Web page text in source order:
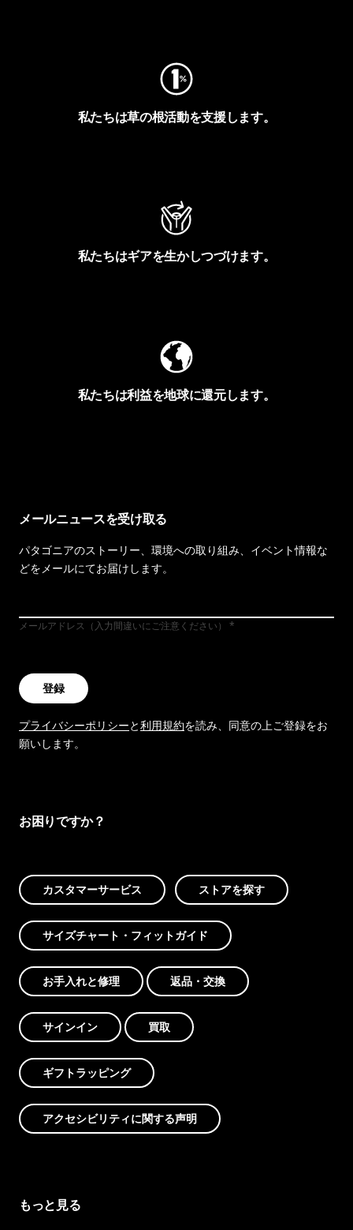
私たちは草の根活動を支援します。
私たちはギアを生かしつづけます。
私たちは利益を地球に還元します。
メールニュースを受け取る
パタゴニアのストーリー、環境への取り組み、イベント情報な
どをメールにてお届けします。
メールアドレス（入力間違いにご注意ください）
登録
プライバシーポリシーと利用規約を読み、同意の上ご登録をお
願いします。
お困りですか？
カスタマーサービス ストアを探す
サイズチャート・フィットガイド
お手入れと修理 返品・交換
サインイン 買取
ギフトラッピング
アクセシビリティに関する声明
もっと見る